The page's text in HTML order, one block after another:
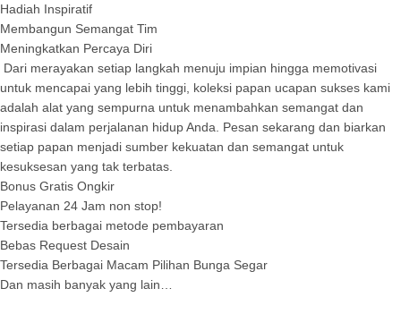
Hadiah Inspiratif
Membangun Semangat Tim
Meningkatkan Percaya Diri
Dari merayakan setiap langkah menuju impian hingga memotivasi
untuk mencapai yang lebih tinggi, koleksi papan ucapan sukses kami
adalah alat yang sempurna untuk menambahkan semangat dan
inspirasi dalam perjalanan hidup Anda. Pesan sekarang dan biarkan
setiap papan menjadi sumber kekuatan dan semangat untuk
kesuksesan yang tak terbatas.
Bonus Gratis Ongkir
Pelayanan 24 Jam non stop!
Tersedia berbagai metode pembayaran
Bebas Request Desain
Tersedia Berbagai Macam Pilihan Bunga Segar
Dan masih banyak yang lain…